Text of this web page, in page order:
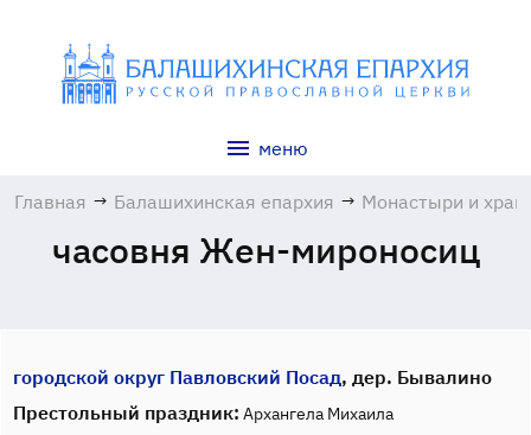
меню
Главная → Балашихинская епархия → Монастыри и
часовня Жен-мироносиц
городской округ Павловский Посад, дер. Бывалино
Престольный праздник: Архангела Михаила